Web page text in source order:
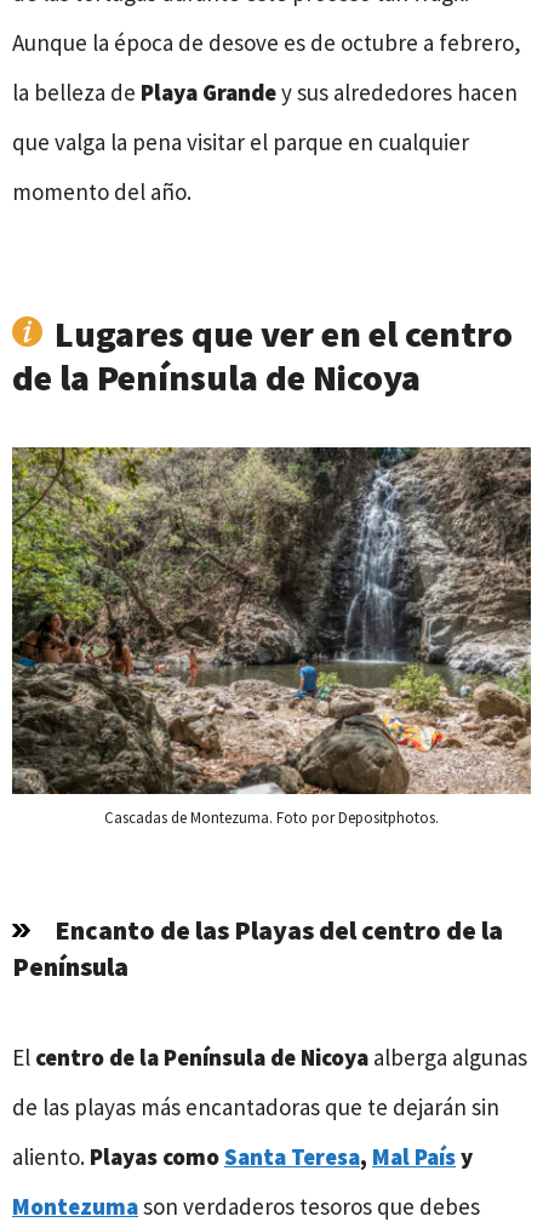
Aunque la época de desove es de octubre a febrero,
la belleza de Playa Grandey sus alrededores hacen
que valga la pena visitar el parque en cualquier
momento del año.
Lugares que ver en el centro
de la Península de Nicoya
Cascadas de Montezuma. Foto por Depositphotos.
Encanto de las Playas del centro de la
Península
El centro de la Península de Nicoya alberga algunas
de las playas más encantadoras que te dejarán sin
aliento. Playas comoSanta Teresa, Mal Paísy
Montezumason verdaderos tesoros que debes